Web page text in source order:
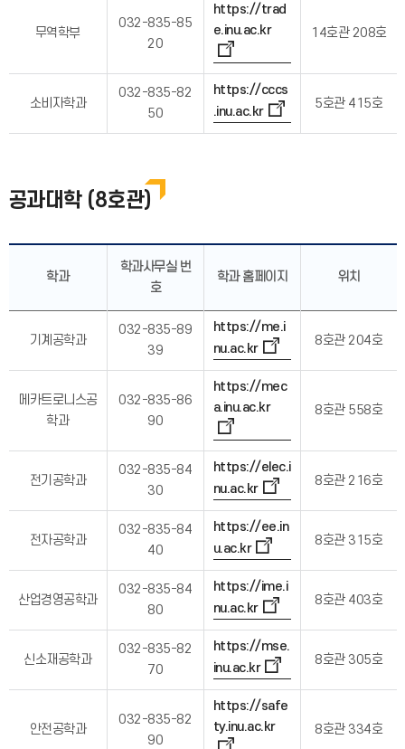
무역학부
032-835-85
20
https://trad
e.inu.ac.kr
14호관 208호
소비자학과
032-835-82
50
https://cccs
.inu.ac.kr
5호관 415호
공과대학 (8호관)
학과
학과사무실 번
호
학과 홈페이지 위치
기계공학과
032-835-89
39
https://me.i
nu.ac.kr
8호관 204호
메카트로니스공
학과
032-835-86
90
https://mec
a.inu.ac.kr
8호관 558호
전기공학과
032-835-84
30
https://elec.i
nu.ac.kr
8호관 216호
전자공학과
032-835-84
40
https://ee.in
u.ac.kr
8호관 315호
산업경영공학과
032-835-84
80
https://ime.i
nu.ac.kr
8호관 403호
신소재공학과
032-835-82
70
https://mse.
inu.ac.kr
8호관 305호
안전공학과
032-835-82
90
https://safe
ty.inu.ac.kr
8호관 334호